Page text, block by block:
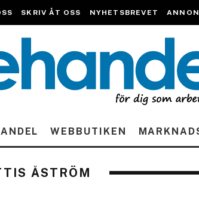
SKRIV ÅT OSS NYHETSBREVET
WEBBUTIKEN
ÅSTRÖM